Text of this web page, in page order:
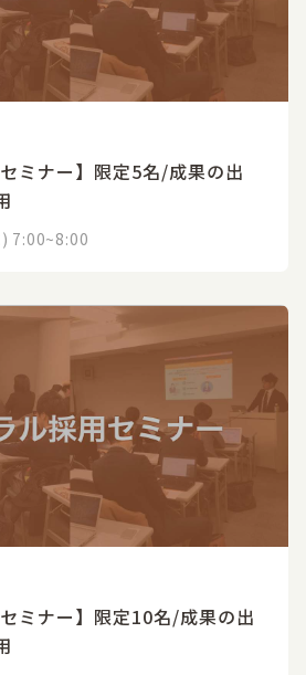
ミナー】限定5名/成果の出
7:00~8:00
ミナー】限定10名/成果の出